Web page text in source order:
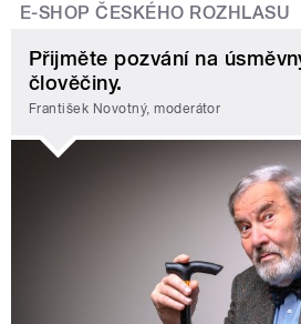
E-SHOP ČESKÉHO ROZHLASU
Přijměte pozvání na
člověčiny.
František Novotný, moderátor